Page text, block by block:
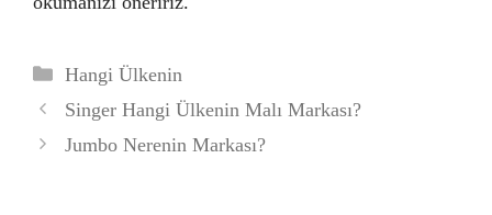
Kategoriler
Hangi Ülkenin
Singer Hangi Ülkenin Malı Markası?
Jumbo Nerenin Markası?